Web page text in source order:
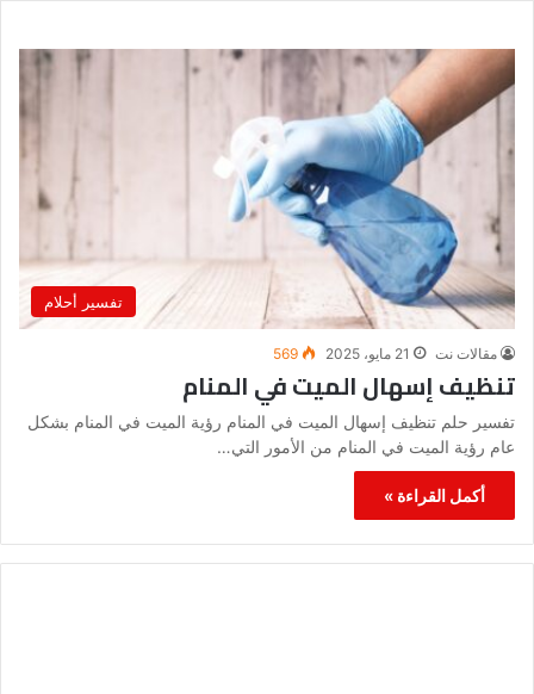
تفسير أحلام
مقالات نت 21 مايو، 2025 569
تنظيف إسهال الميت في المنام
تفسير حلم تنظيف إسهال الميت في المنام رؤية الميت في المنام بشكل
عام رؤية الميت في المنام من الأمور التي…
أكمل القراءة »